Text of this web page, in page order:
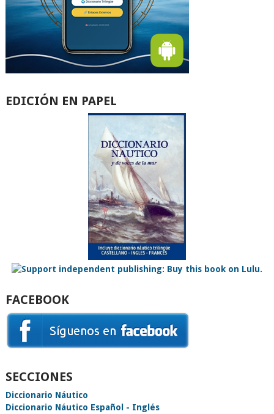
EDICIÓN EN PAPEL
FACEBOOK
SECCIONES
Diccionario Náutico
Diccionario Náutico Español - Inglés